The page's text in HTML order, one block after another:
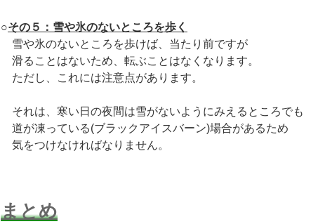
○その５：雪や氷のないところを歩く
雪や氷のないところを歩けば、当たり前ですが
滑ることはないため、転ぶことはなくなります。
ただし、これには注意点があります。
それは、寒い日の夜間は雪がないようにみえるところでも
道が凍っている(ブラックアイスバーン)場合があるため
気をつけなければなりません。
まとめ